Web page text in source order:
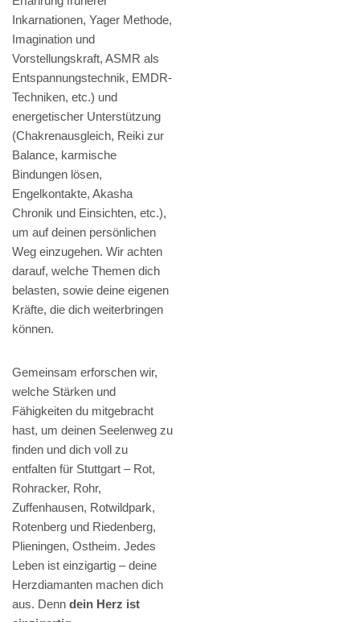
Inkarnationen, Yager Methode,
Imagination und
Vorstellungskraft, ASMR als
Entspannungstechnik, EMDR-
Techniken, etc.) und
energetischer Unterstützung
(Chakrenausgleich, Reiki zur
Balance, karmische
Bindungen lösen,
Engelkontakte, Akasha
Chronik und Einsichten, etc.),
um auf deinen persönlichen
Weg einzugehen. Wir achten
darauf, welche Themen dich
belasten, sowie deine eigenen
Kräfte, die dich weiterbringen
können.
Gemeinsam erforschen wir,
welche Stärken und
Fähigkeiten du mitgebracht
hast, um deinen Seelenweg zu
finden und dich voll zu
entfalten für Stuttgart – Rot,
Rohracker, Rohr,
Zuffenhausen, Rotwildpark,
Rotenberg und Riedenberg,
Plieningen, Ostheim. Jedes
Leben ist einzigartig – deine
Herzdiamanten machen dich
aus. Denn dein Herz ist